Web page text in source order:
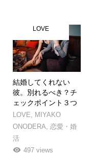
結婚してくれない
彼。別れるべき？チ
ェックポイント３つ
LOVE, MIYAKO
ONODERA, 恋愛・婚
活
497 views
LOVE